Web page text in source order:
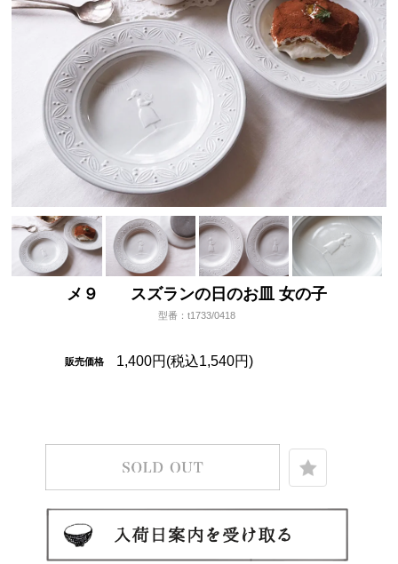
メ９ スズランの日のお皿 女の子
型番：t1733/0418
販売価格 1,400円(税込1,540円)